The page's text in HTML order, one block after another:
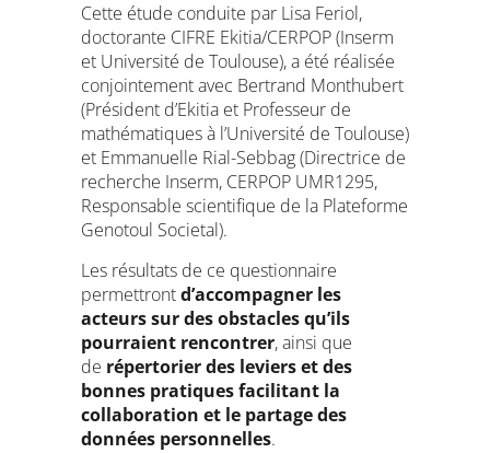
Cette étude conduite par Lisa Feriol,
doctorante CIFRE Ekitia/CERPOP (Inserm
et Université de Toulouse), a été réalisée
conjointement avec Bertrand Monthubert
(Président d’Ekitia et Professeur de
mathématiques à l’Université de Toulouse)
et Emmanuelle Rial-Sebbag (Directrice de
recherche Inserm, CERPOP UMR1295,
Responsable scientifique de la Plateforme
Genotoul Societal).
Les résultats de ce questionnaire
permettrontd’accompagner les
acteurs sur des obstacles qu’ils
pourraient rencontrer, ainsi que
de répertorier des leviers et des
bonnes pratiques facilitant la
collaboration et le partage des
données personnelles.